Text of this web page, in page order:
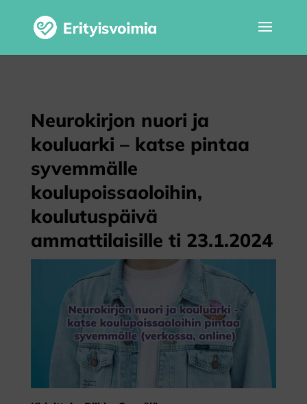
Neurokirjon nuori ja
kouluarki – katse pintaa
syvemmälle
koulupoissaoloihin,
koulutuspäivä
ammattilaisille ti 23.1.2024